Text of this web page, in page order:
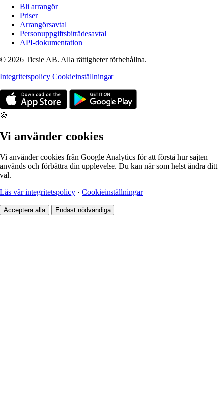
Bli arrangör
Priser
Arrangörsavtal
Personuppgiftsbiträdesavtal
API-dokumentation
© 2026 Ticsie AB. Alla rättigheter förbehållna.
Integritetspolicy Cookieinställningar
🍪
Vi använder cookies
Vi använder cookies från Google Analytics för att förstå hur sajten
används och förbättra din upplevelse. Du kan när som helst ändra ditt
val.
Läs vår integritetspolicy · Cookieinställningar
Acceptera alla Endast nödvändiga